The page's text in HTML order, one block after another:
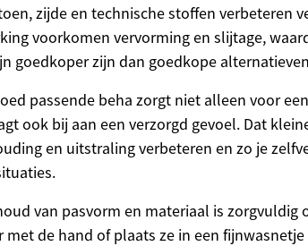
zijde en technische stoffen verbeteren
voorkomen vervorming en slijtage,
goedkoper zijn dan goedkope
passende beha zorgt niet alleen voor
ook bij aan een verzorgd gevoel. Dat
en uitstraling verbeteren en zo je
van pasvorm en materiaal is zorgvuldig
met de hand of plaats ze in een